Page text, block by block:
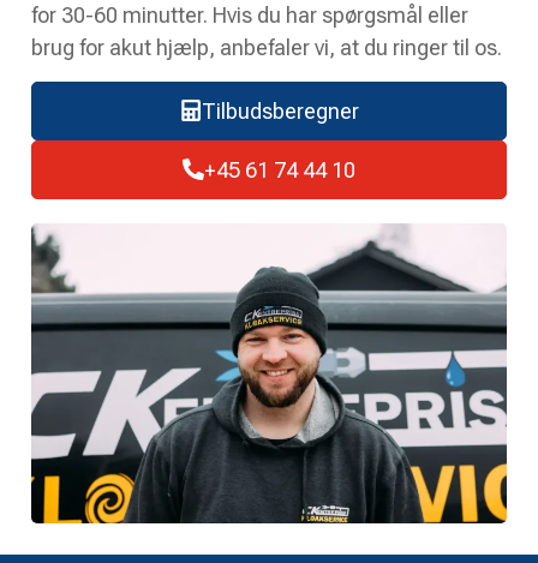
for 30-60 minutter. Hvis du har spørgsmål eller
brug for akut hjælp, anbefaler vi, at du ringer til os.
Tilbudsberegner
+45 61 74 44 10